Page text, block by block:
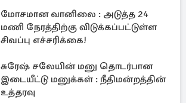
மோசமான வானிலை : அடுத்த 24
மணி நேரத்திற்கு விடுக்கப்பட்டுள்ள
சிவப்பு எச்சரிக்கை!
சுரேஷ் சலேயின் மனு தொடர்பான
இடையீட்டு மனுக்கள் : நீதிமன்றத்தின்
உத்தரவு